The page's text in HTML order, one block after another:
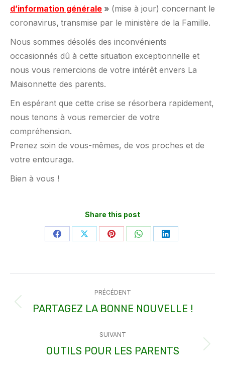
d’information générale » (mise à jour) concernant le
coronavirus, transmise par le ministère de la Famille.
Nous sommes désolés des inconvénients
occasionnés dû à cette situation exceptionnelle et
nous vous remercions de votre intérêt envers La
Maisonnette des parents.
En espérant que cette crise se résorbera rapidement,
nous tenons à vous remercier de votre
compréhension.
Prenez soin de vous-mêmes, de vos proches et de
votre entourage.
Bien à vous !
Share this post
PartagerPartagerPartagerPartagerPartager
article
PRÉCÉDENT
Article
:
PARTAGEZ LA BONNE NOUVELLE !
SUIVANT
Article
OUTILS POUR LES PARENTS